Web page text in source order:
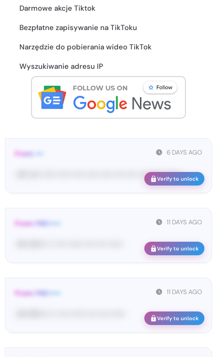
Darmowe akcje Tiktok
Bezpłatne zapisywanie na TikToku
Narzędzie do pobierania wideo TikTok
Wyszukiwanie adresu IP
6 DAYS AGO
From: •••
<#• im• •••••• ••••• ••••• ••••• ••••• •••• •••• •••• •••••• ••••••
Verify to unlock
11 DAYS AGO
From: FAC•••••
Verify to unlock
11 DAYS AGO
From: FAC•••••
Verify to unlock